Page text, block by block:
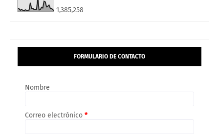
1,385,258
FORMULARIO DE CONTACTO
Nombre
Correo electrónico *